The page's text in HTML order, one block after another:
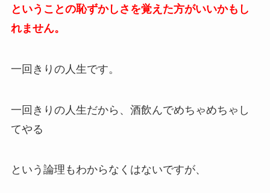
ということの恥ずかしさを覚えた方がいいかもし
れません。
一回きりの人生です。
一回きりの人生だから、酒飲んでめちゃめちゃし
てやる
という論理もわからなくはないですが、